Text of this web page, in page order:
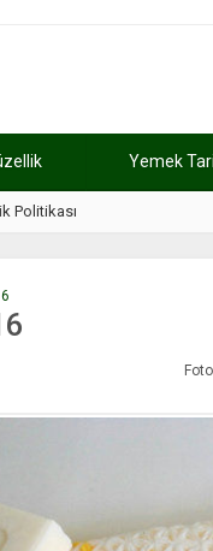
Yemek
düğününe 5 gün kala hayatını